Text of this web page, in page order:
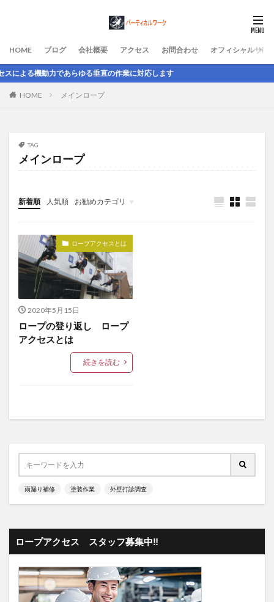
HOME ブログ 会社概要 アクセス お問合わせ オフィシャルサイ
機動力であらゆる垂直の作業に対応します
HOME メインロープ
TAG
メインロープ
新着順 人気順 お勧めカテゴリ
未分類
ロープアクセスとは
2020年5月15日
ロープの登り返し ロープ
アクセスとは
続きを読む
雨漏り補修 塗装作業 外壁打診調査
ロープアクセス スタッフ募集中‼